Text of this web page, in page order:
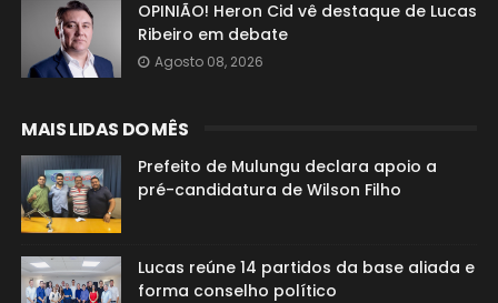
OPINIÃO! Heron Cid vê destaque de Lucas
Ribeiro em debate
Agosto 08, 2026
MAIS LIDAS DO MÊS
Prefeito de Mulungu declara apoio a
pré-candidatura de Wilson Filho
Lucas reúne 14 partidos da base aliada e
forma conselho político